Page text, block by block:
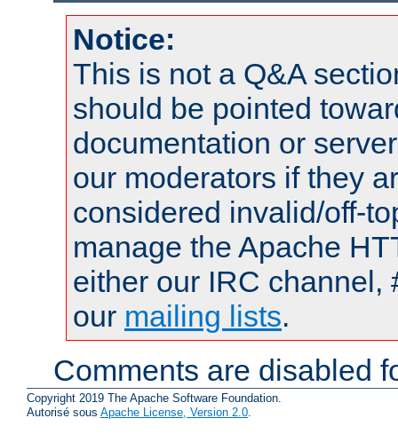
Notice:
This is not a Q&A
should be pointed
documentation or
our moderators if they
considered invalid/off-
manage the Apache
either our IRC channel,
our mailing lists.
Comments are disabled
Copyright 2019 The Apache Software Foundation.
Autorisé sous Apache License, Version 2.0